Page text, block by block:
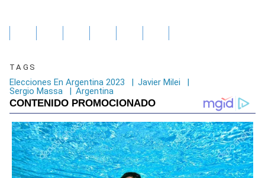
TAGS
Elecciones En Argentina 2023 | Javier Milei
|
Sergio Massa
| Argentina